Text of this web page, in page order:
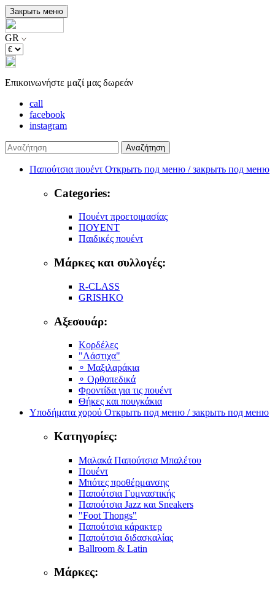
Закрыть меню
GR
Επικοινωνήστε μαζί μας δωρεάν
call
facebook
instagram
Αναζήτηση
Παπούτσια πουέντ Открыть под меню / закрыть под меню
Categories:
Πουέντ προετοιμασίας
ΠΟΥΕΝΤ
Παιδικές πουέντ
Μάρκες και συλλογές:
R-CLASS
GRISHKO
Αξεσουάρ:
Κορδέλες
"Λάστιχα"
∘ Μαξιλαράκια
∘ Ορθοπεδικά
Φροντίδα για τις πουέντ
Θήκες και πουγκάκια
Υποδήματα χορού Открыть под меню / закрыть под меню
Κατηγορίες:
Μαλακά Παπούτσια Μπαλέτου
Πουέντ
Μπότες προθέρμανσης
Παπούτσια Γυμναστικής
Παπούτσια Jazz και Sneakers
"Foot Thongs"
Παπούτσια κάρακτερ
Παπούτσια διδασκαλίας
Ballroom & Latin
Μάρκες: